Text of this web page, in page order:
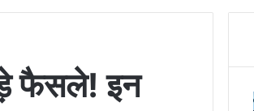
फैसले! इन